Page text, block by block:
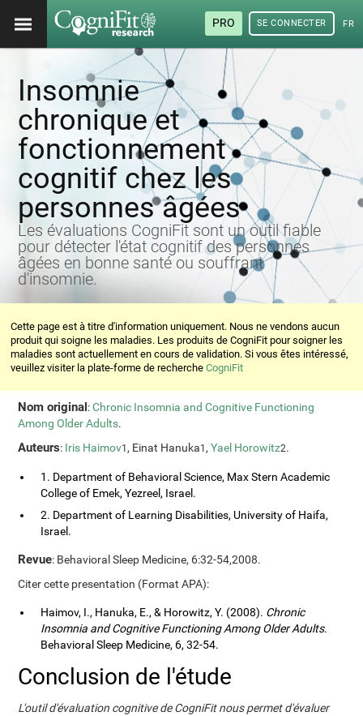
PRO SE CONNECTER
Insomnie
chronique et
fonctionnement
cognitif chez les
personnes âgées
Les évaluations CogniFit sont un outil fiable
pour détecter l'état cognitif des personnes
âgées en bonne santé ou souffrant
d'insomnie.
Cette page est à titre d'information uniquement. Nous ne vendons aucun
produit qui soigne les maladies. Les produits de CogniFit pour soigner les
maladies sont actuellement en cours de validation. Si vous êtes intéressé,
veuillez visiter la plate-forme de rechercheCogniFit
Nom original:Chronic Insomnia and Cognitive Functioning
Among Older Adults.
Auteurs: Iris Haimov1, Einat Hanuka1,Yael Horowitz2.
1. Department of Behavioral Science, Max Stern Academic
College of Emek, Yezreel, Israel.
2. Department of Learning Disabilities, University of Haifa,
Israel.
Revue: Behavioral Sleep Medicine, 6:32-54,2008.
Citer cette presentation (Format APA):
Haimov, I., Hanuka, E., & Horowitz, Y. (2008). Chronic
Insomnia and Cognitive Functioning Among Older Adults.
Behavioral Sleep Medicine, 6, 32-54.
Conclusion de l'étude
L'outil d'évaluation cognitive de CogniFit nous permet d'évaluer